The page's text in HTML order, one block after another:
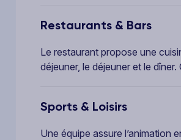
Restaurants & Bars
Le restaurant propose une
déjeuner, le déjeuner et le
Sports & Loisirs
Une équipe assure l’animation